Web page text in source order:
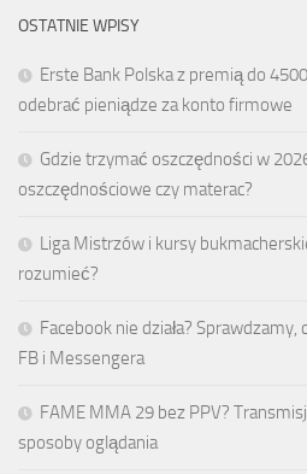
OSTATNIE WPISY
Erste Bank Polska z premią do
odebrać pieniądze za konto firmowe
Gdzie trzymać oszczędności w
oszczędnościowe czy materac?
Liga Mistrzów i kursy
rozumieć?
Facebook nie działa?
FB i Messengera
FAME MMA 29 bez PPV?
sposoby oglądania